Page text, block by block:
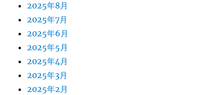
2025年8月
2025年7月
2025年6月
2025年5月
2025年4月
2025年3月
2025年2月